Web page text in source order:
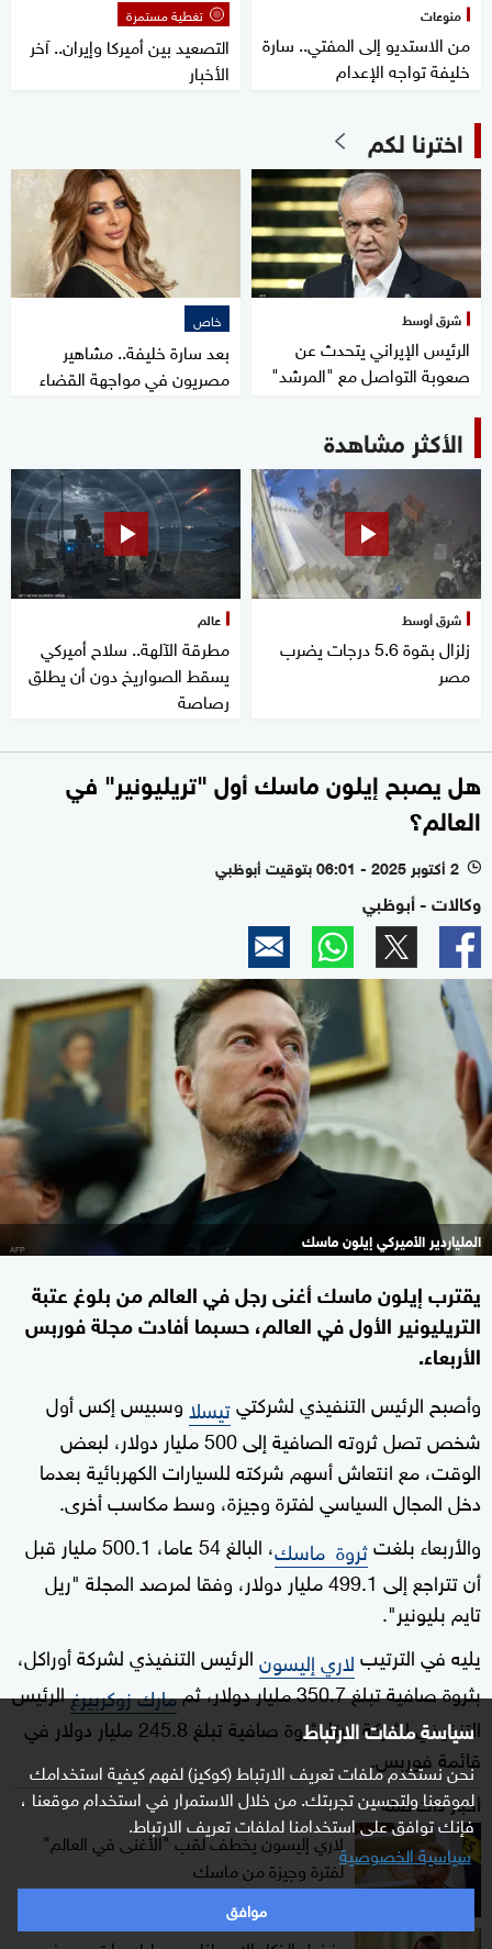
سياسة ملفات الارتباط
نحن نستخدم ملفات تعريف الارتباط (كوكيز) لفهم كيفية استخدامك
لموقعنا ولتحسين تجربتك. من خلال الاستمرار في استخدام موقعنا ،
فإنك توافق على استخدامنا لملفات تعريف الارتباط.
سياسية الخصوصية
موافق
منوعات
من الاستديو إلى المفتي.. سارة
خليفة تواجه الإعدام
تغطية مستمرة
التصعيد بين أميركا وإيران.. آخر
الأخبار
اخترنا لكم
شرق أوسط
الرئيس الإيراني يتحدث عن
صعوبة التواصل مع "المرشد"
خاص
بعد سارة خليفة.. مشاهير
مصريون في مواجهة القضاء
الأكثر مشاهدة
شرق أوسط
زلزال بقوة 5.6 درجات يضرب
مصر
عالم
مطرقة الآلهة.. سلاح أميركي
يسقط الصواريخ دون أن يطلق
رصاصة
هل يصبح إيلون ماسك أول "تريليونير" في
العالم؟
l 2 أكتوبر 2025 - 06:01 بتوقيت أبوظبي
وكالات - أبوظبي
الملياردير الأميركي إيلون ماسك
يقترب إيلون ماسك أغنى رجل في العالم من بلوغ عتبة
التريليونير الأول في العالم، حسبما أفادت مجلة فوربس
الأربعاء.
وأصبح الرئيس التنفيذي لشركتيتيسلاوسبيس إكس أول
شخص تصل ثروته الصافية إلى 500 مليار دولار، لبعض
الوقت، مع انتعاش أسهم شركته للسيارات الكهربائية بعدما
دخل المجال السياسي لفترة وجيزة، وسط مكاسب أخرى.
والأربعاء بلغتثروة ماسك
، البالغ 54 عاما، 500.1 مليار قبل
أن تتراجع إلى 499.1 مليار دولار، وفقا لمرصد المجلة "ريل
تايم بليونير".
يليه في الترتيبلاري إليسونالرئيس التنفيذي لشركة أوراكل،
بثروة صافية تبلغ 350.7 مليار دولار، ثم
مارك زوكربيرغالرئيس
التنفيذي لشركة ميتا بثروة صافية تبلغ 245.8 مليار دولار في
قائمة فوربس.
أخبار ذات صلة
لاري إليسون يخطف لقب "الأغنى في العالم"
لفترة وجيزة من ماسك